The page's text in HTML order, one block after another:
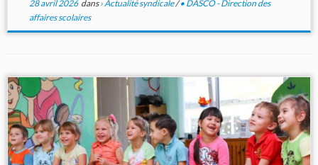
28 avril 2026dans› Actualité syndicale/• DASCO - Direction des
affaires scolaires